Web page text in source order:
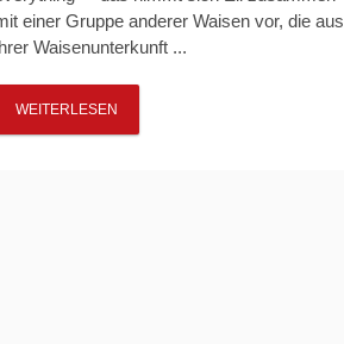
einer Gruppe anderer Waisen vor, die aus
Waisenunterkunft ...
WEITERLESEN